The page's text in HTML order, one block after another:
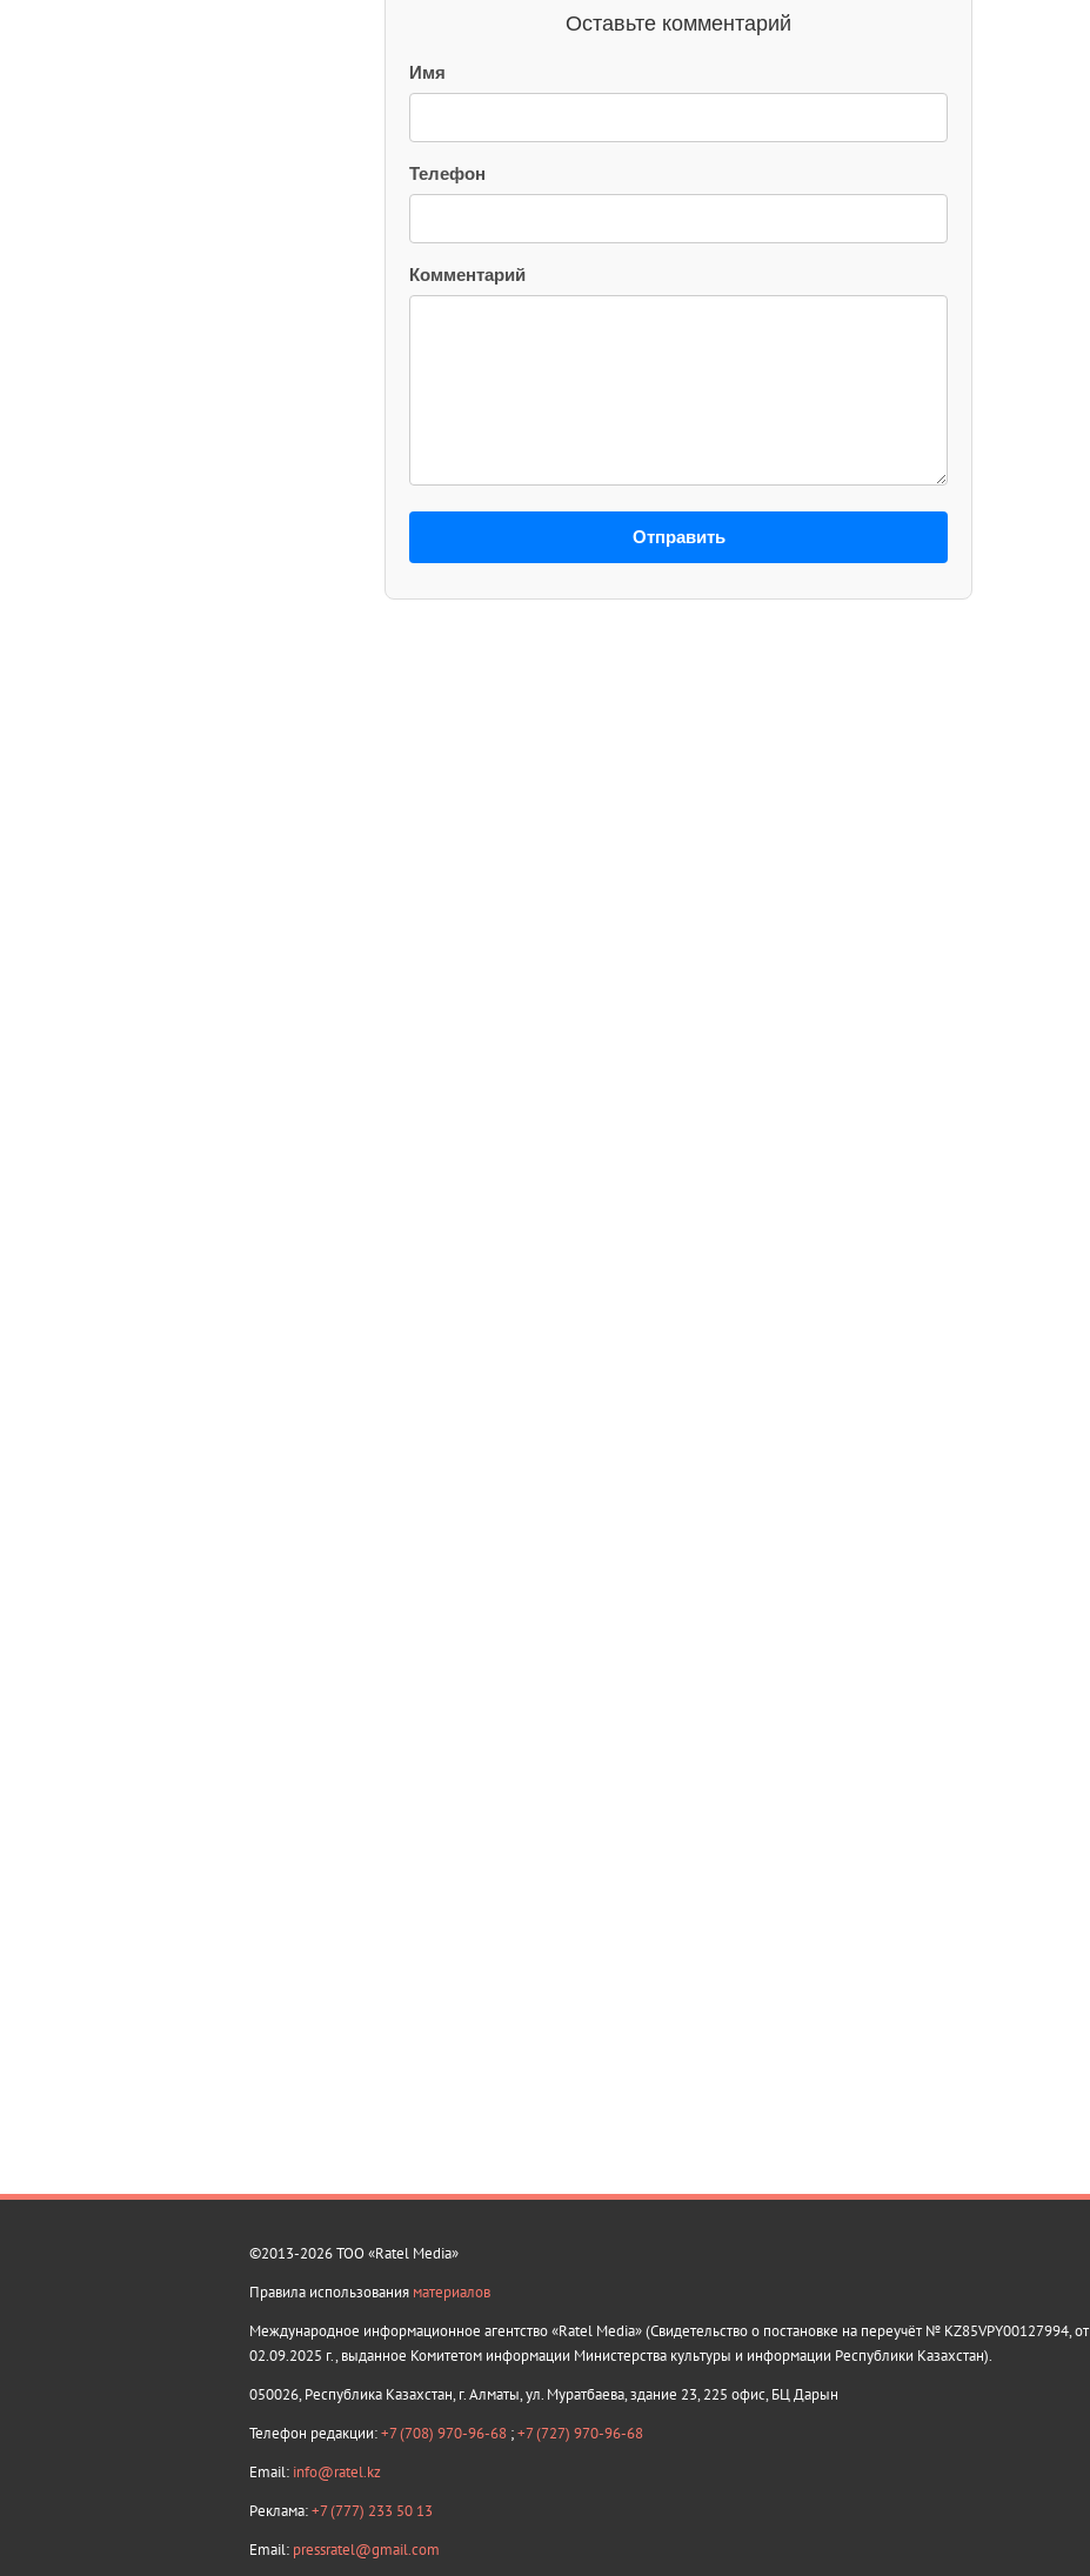
Оставьте комментарий
Имя
Телефон
Комментарий
Отправить
©2013-2026 ТОО «Ratel Media»
Правила использования материалов
Международное информационное агентство «Ratel Media» (Свидетельство о постановке на переучёт № KZ85VPY00127994, от
02.09.2025 г., выданное Комитетом информации Министерства культуры и информации Республики Казахстан).
050026, Республика Казахстан, г. Алматы, ул. Муратбаева, здание 23, 225 офис, БЦ Дарын
Телефон редакции:+7 (708) 970-96-68 ;+7 (727) 970-96-68
Email: info@ratel.kz
Реклама:+7 (777) 233 50 13
Email: pressratel@gmail.com